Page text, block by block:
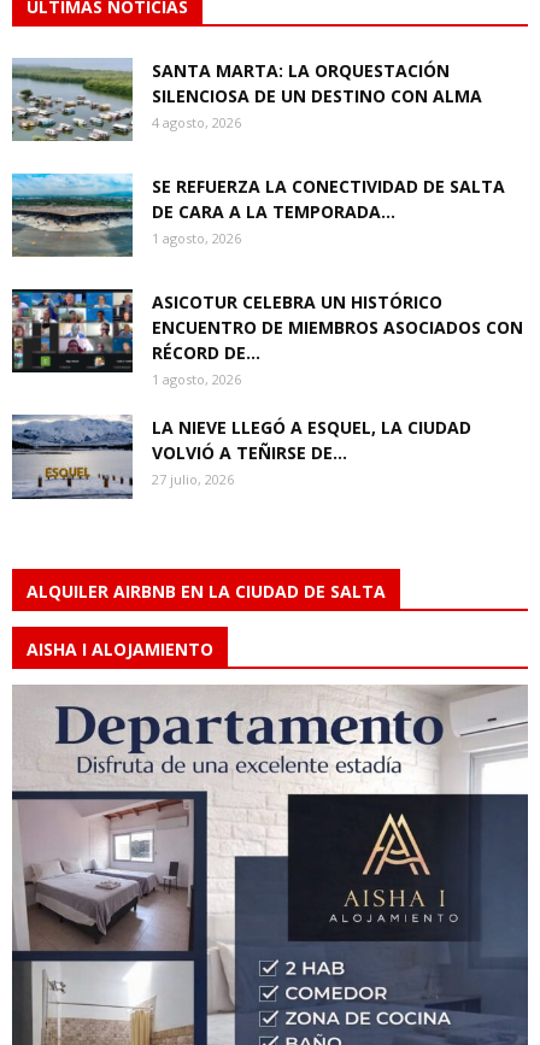
ÚLTIMAS NOTICIAS
SANTA MARTA: LA ORQUESTACIÓN
SILENCIOSA DE UN DESTINO CON ALMA
4 agosto, 2026
SE REFUERZA LA CONECTIVIDAD DE SALTA
DE CARA A LA TEMPORADA...
1 agosto, 2026
ASICOTUR CELEBRA UN HISTÓRICO
ENCUENTRO DE MIEMBROS ASOCIADOS CON
RÉCORD DE...
1 agosto, 2026
LA NIEVE LLEGÓ A ESQUEL, LA CIUDAD
VOLVIÓ A TEÑIRSE DE...
27 julio, 2026
ALQUILER AIRBNB EN LA CIUDAD DE SALTA
AISHA I ALOJAMIENTO